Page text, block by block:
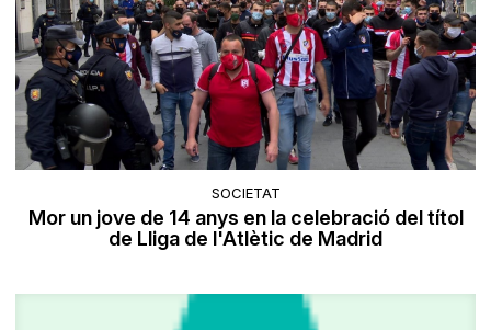
SOCIETAT
Mor un jove de 14 anys en la celebració del títol
de Lliga de l'Atlètic de Madrid